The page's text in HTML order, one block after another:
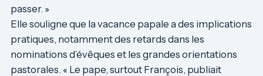
passer. »
Elle souligne que la vacance papale a des implications
pratiques, notamment des retards dans les
nominations d’évêques et les grandes orientations
pastorales. « Le pape, surtout François, publiait